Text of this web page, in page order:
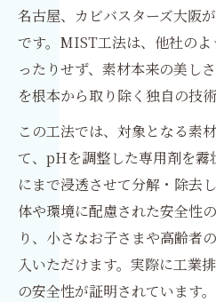
名古屋、カビバスターズ大阪
です。MIST工法は、他社の
ったりせず、素材本来の美し
を根本から取り除く独自の技術
この工法では、対象となる素
て、pHを調整した専用剤を霧
にまで浸透させて分解・除去
体や環境に配慮された安全性
り、小さなお子さまや高齢者
入いただけます。実際に工業
の安全性が証明されています。